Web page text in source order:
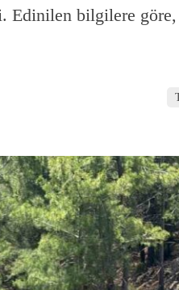
Edinilen bilgilere göre,